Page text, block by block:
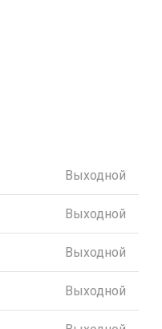
Выходной
Выходной
Выходной
Выходной